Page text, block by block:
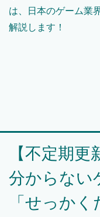
は、日本のゲーム業
解説します！
【不定期
分からない
「せっか